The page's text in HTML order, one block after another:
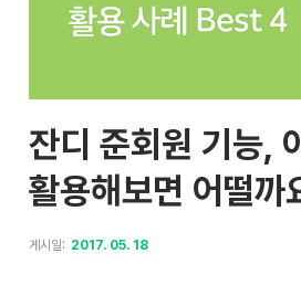
잔디 준회원 기능,
활용해보면 어떨까
게시일: 2017. 05. 18